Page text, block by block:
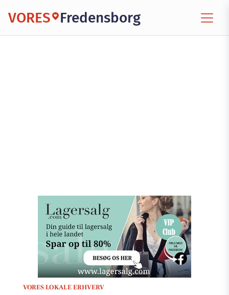
VORES Fredensborg
VORES LOKALE ERHVERV